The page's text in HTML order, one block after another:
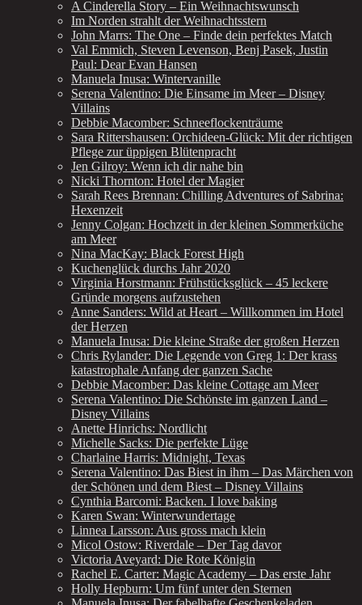
A Cinderella Story – Ein Weihnachtswunsch
Im Norden strahlt der Weihnachtsstern
John Marrs: The One – Finde dein perfektes Match
Val Emmich, Steven Levenson, Benj Pasek, Justin
Paul: Dear Evan Hansen
Manuela Inusa: Wintervanille
Serena Valentino: Die Einsame im Meer – Disney
Villains
Debbie Macomber: Schneeflockenträume
Sara Rittershausen: Orchideen-Glück: Mit der richtigen
Pflege zur üppigen Blütenpracht
Jen Gilroy: Wenn ich dir nahe bin
Nicki Thornton: Hotel der Magier
Sarah Rees Brennan: Chilling Adventures of Sabrina:
Hexenzeit
Jenny Colgan: Hochzeit in der kleinen Sommerküche
am Meer
Nina MacKay: Black Forest High
Kuchenglück durchs Jahr 2020
Virginia Horstmann: Frühstücksglück – 45 leckere
Gründe morgens aufzustehen
Anne Sanders: Wild at Heart – Willkommen im Hotel
der Herzen
Manuela Inusa: Die kleine Straße der großen Herzen
Chris Rylander: Die Legende von Greg 1: Der krass
katastrophale Anfang der ganzen Sache
Debbie Macomber: Das kleine Cottage am Meer
Serena Valentino: Die Schönste im ganzen Land –
Disney Villains
Anette Hinrichs: Nordlicht
Michelle Sacks: Die perfekte Lüge
Charlaine Harris: Midnight, Texas
Serena Valentino: Das Biest in ihm – Das Märchen von
der Schönen und dem Biest – Disney Villains
Cynthia Barcomi: Backen. I love baking
Karen Swan: Winterwundertage
Linnea Larsson: Aus gross mach klein
Micol Ostow: Riverdale – Der Tag davor
Victoria Aveyard: Die Rote Königin
Rachel E. Carter: Magic Academy – Das erste Jahr
Holly Hepburn: Um fünf unter den Sternen